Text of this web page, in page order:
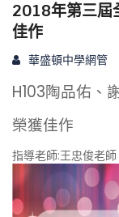
2018年第三屆
佳作
華盛頓中學網管
H103陶品佑、
榮獲佳作
指導老師:王忠俊老師